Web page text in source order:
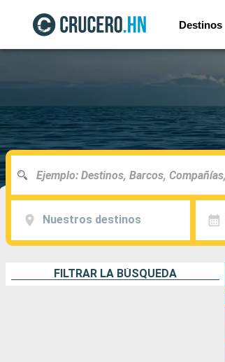
Destinos
Nuestros destinos
FILTRAR LA BÚSQUEDA